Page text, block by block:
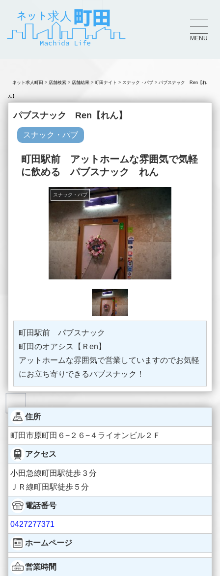
MENU
ネット求人町田 店舗検索 店舗結果 町田ナイト スナック・パブ パブスナック Ren【れ
ん】
パブスナック Ren【れん】
スナック・パブ
町田駅前 アットホームな雰囲気で気軽
に飲める パブスナック れん
スナック・パブ
町田駅前 パブスナック
町田のオアシス【Ｒen】
アットホームな雰囲気で営業していますのでお気軽
にお立ち寄りできるパブスナック！
住所
町田市原町田６−２６−４ライオンビル２Ｆ
アクセス
小田急線町田駅徒歩３分
ＪＲ線町田駅徒歩５分
電話番号
0427277371
ホームページ
営業時間